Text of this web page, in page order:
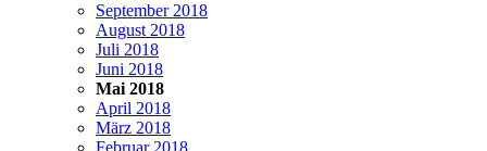
September 2018
August 2018
Juli 2018
Juni 2018
Mai 2018
April 2018
März 2018